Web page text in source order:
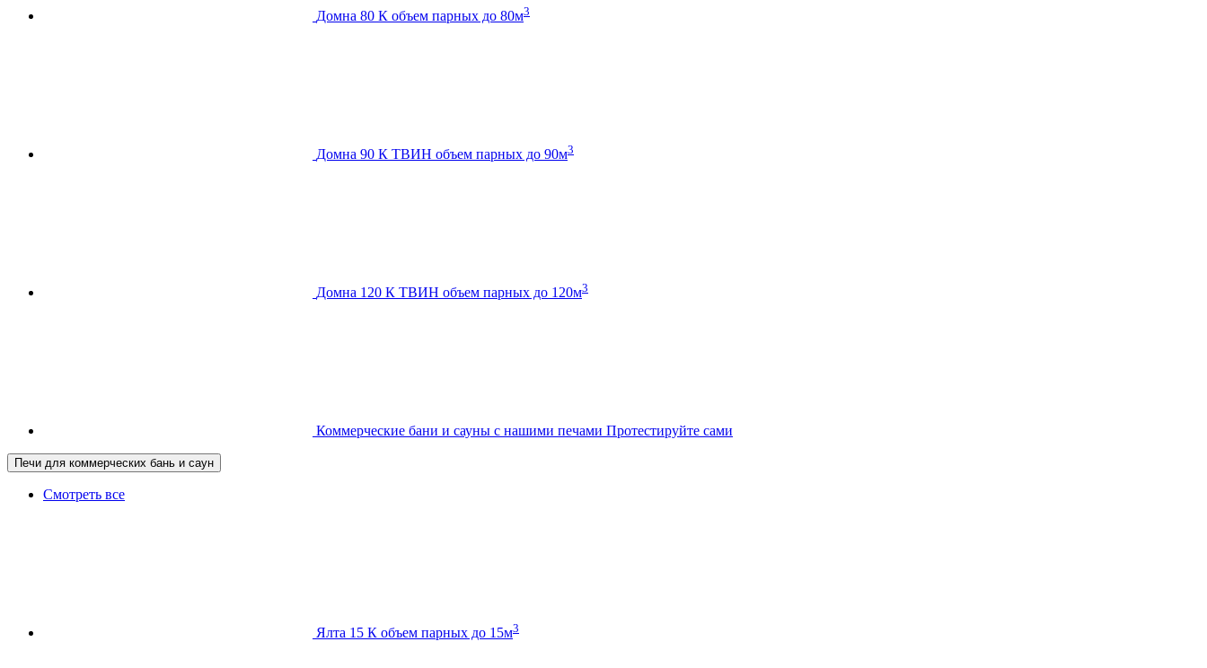
Домна 80 К объем парных до 80м3
Домна 90 К ТВИН объем парных до 90м3
Домна 120 К ТВИН объем парных до 120м3
Коммерческие бани и сауны с нашими печами Протестируйте сами
Печи для коммерческих бань и саун
Смотреть все
Ялта 15 К объем парных до 15м3